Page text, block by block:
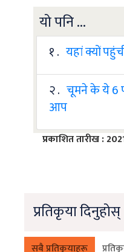
यो पनि ...
१ . यहां क्यों
२ . चूमने के ये 6
आप
प्रकाशित तारीख :
प्रतिकृया दिनुहोस्